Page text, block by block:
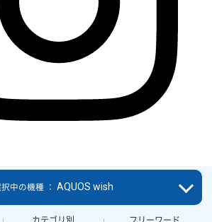
中の機種 ： AQUOS wish